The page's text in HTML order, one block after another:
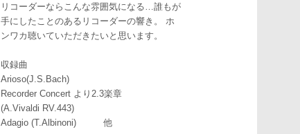
リコーダーならこんな雰囲気になる…誰もが
手にしたことのあるリコーダーの響き。 ホ
ンワカ聴いていただきたいと思います。
収録曲
Arioso(J.S.Bach)
Recorder Concert より2.3楽章
(A.Vivaldi RV.443)
Adagio (T.Albinoni) 他